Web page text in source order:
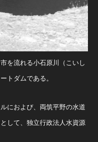
を流れる小石原川（こいし
トダムである。
におよび、両筑平野の水道
して、独立行政法人水資源